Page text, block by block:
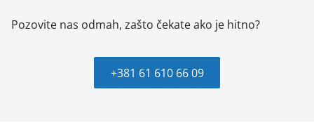
Pozovite nas odmah, zašto čekate ako je hitno?
+381 61 610 66 09